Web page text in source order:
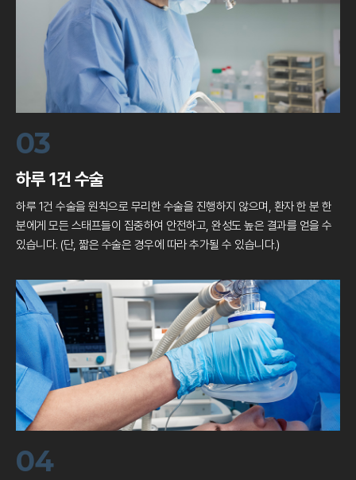
03
하루 1건 수술
하루 1건 수술을 원칙으로 무리한 수술을 진행하지 않으며, 환자 한 분 한
분에게 모든 스태프들이 집중하여 안전하고,완성도 높은 결과를 얻을 수
있습니다. (단, 짧은 수술은 경우에 따라 추가될 수 있습니다.)
04